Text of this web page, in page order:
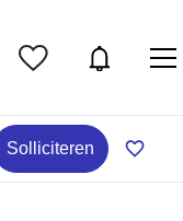
Solliciteren